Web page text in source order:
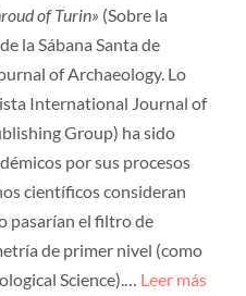
of Turin» (Sobre la
la Sábana Santa de
of Archaeology. Lo
International Journal of
Group) ha sido
por sus procesos
científicos consideran
pasarían el filtro de
de primer nivel (como
Science).… Leer más